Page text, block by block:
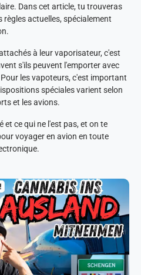
Dans cet article, tu trouveras
règles actuelles, spécialement
à leur vaporisateur, c'est
s'ils peuvent l'emporter avec
les vapoteurs, c'est important
spéciales varient selon
et les avions.
et ce qui ne l'est pas, et on te
voyager en avion en toute